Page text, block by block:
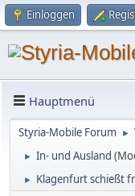
Einloggen
Hauptmenü
Styria-Mobile Forum ►
► In- und Ausland
► Klagenfurt schießt